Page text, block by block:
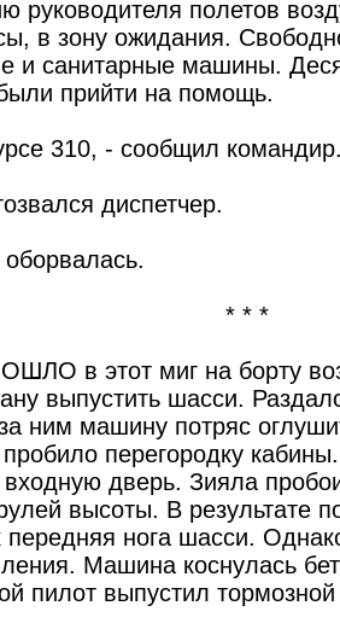
руководителя полетов
в зону ожидания.
и санитарные машины.
прийти на помощь.
310, - сообщил
диспетчер.
* * *
в этот миг на борту
выпустить шасси.
ним машину потряс
пробило перегородку
дверь. Зияла
высоты. В результате
передняя нога шасси.
Машина коснулась
пилот выпустил